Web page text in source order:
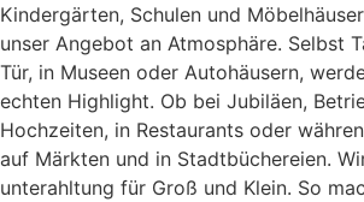
Kindergärten, Schulen und
unser Angebot an Atmosphäre. Selbst
Tür, in Museen oder Autohäusern,
echten Highlight. Ob bei Jubiläen,
Hochzeiten, in Restaurants oder
auf Märkten und in Stadtbüchereien.
unterahltung für Groß und Klein. So